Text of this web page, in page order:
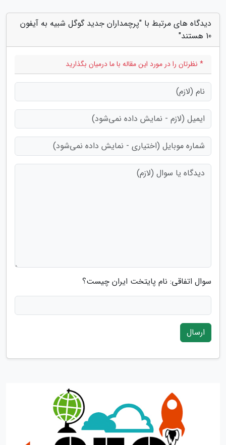
دیدگاه های مرتبط با "پرچمداران جدید گوگل شبیه به آیفون
10 هستند"
* نظرتان را در مورد این مقاله با ما درمیان بگذارید
سوال اتفاقی: نام پایتخت ایران چیست؟
ارسال